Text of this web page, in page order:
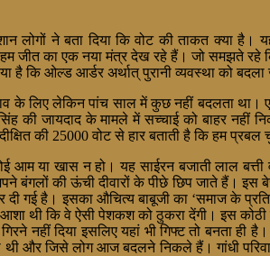
लोगों ने बता दिया कि वोट की ताकत क्या है।
जीत का एक नया मंत्र देख रहे हैं। जो समझते रहे
है कि ओल्ड आर्डर अर्थात् पुरानी व्यवस्था को
के लिए लेकिन पांच साल में कुछ नहीं बदलता
की जायदाद के मामले में सच्चाई को बाहर नहीं
की 25000 वोट से हार बताती है कि हम
आम या खास न हो। यह साईरन बजाती लाल
बंगलों की ऊंची दीवारों के पीछे छिप जाते हैं।
गई है। इसका औचित्य बाबूजी का ‘समाज के
आशा थी कि वे ऐसी पेशकश को ठुकरा देंगी। इस
नहीं दिया इसलिए यहां भी गिफ्ट तो बनता ही
और जिसे लोग आज बदलने निकले हैं। गांधी